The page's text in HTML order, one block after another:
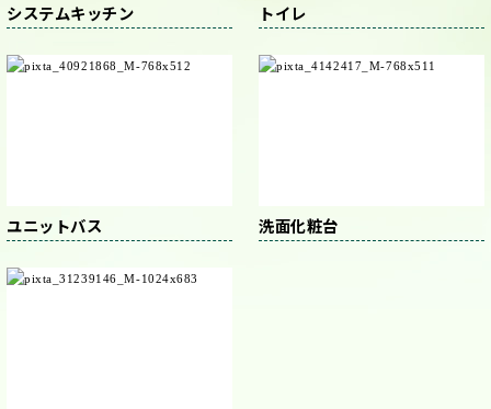
システムキッチン トイレ
ユニットバス 洗面化粧台